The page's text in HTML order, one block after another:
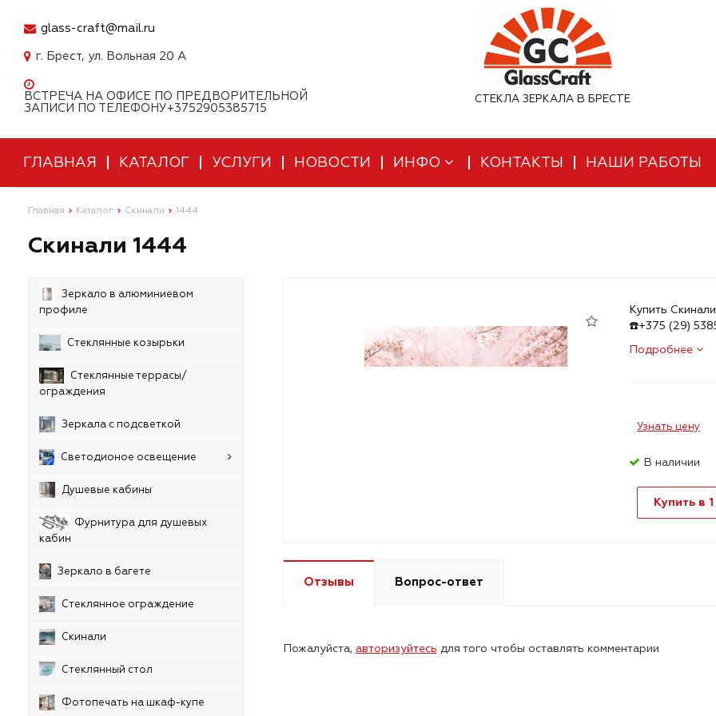
glass-craft@mail.ru
г. Брест, ул. Вольная 20 А
ВСТРЕЧА НА ОФИСЕ ПО ПРЕДВОРИТЕЛЬНОЙ
ЗАПИСИ ПО ТЕЛЕФОНУ+3752905385715
СТЕКЛА ЗЕРКАЛА В БРЕСТЕ
ГЛАВНАЯ КАТАЛОГ УСЛУГИ НОВОСТИ ИНФО КОНТАКТЫ НАШИ РАБОТЫ
Главная Каталог Скинали 1444
Скинали 1444
Зеркало в алюминиевом
профиле
Стеклянные козырьки
Стеклянные террасы/
ограждения
Зеркала с подсветкой
Светодионое освещение
Душевые кабины
Фурнитура для душевых
кабин
Зеркало в багете
Стеклянное ограждение
Скинали
Стеклянный стол
Фотопечать на шкаф-купе
Купить
☎️+375 (29)
Подробнее
Узнать цену
В наличии
Купить в
Отзывы Вопрос-ответ
Пожалуйста, авторизуйтесь для того чтобы оставлять комментарии